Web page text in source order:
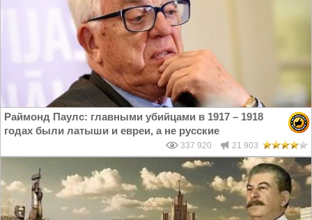
Раймонд Паулс: главными убийцами в 1917 – 1918
годах были латыши и евреи, а не русские
337 920 21 903